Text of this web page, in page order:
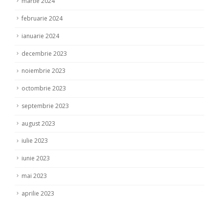
februarie 2024
ianuarie 2024
decembrie 2023
noiembrie 2023
octombrie 2023
septembrie 2023
august 2023
iulie 2023
iunie 2023
mai 2023
aprilie 2023